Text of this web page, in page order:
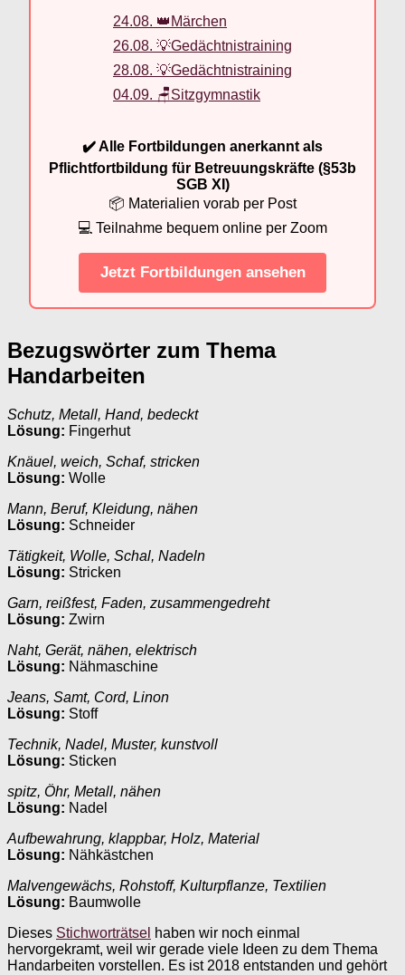
24.08. 👑Märchen
26.08. 💡Gedächtnistraining
28.08. 💡Gedächtnistraining
04.09. 🪑Sitzgymnastik
✔️ Alle Fortbildungen anerkannt als
Pflichtfortbildung für Betreuungskräfte (§53b
SGB XI)
📦 Materialien vorab per Post
💻 Teilnahme bequem online per Zoom
Jetzt Fortbildungen ansehen
Bezugswörter zum Thema
Handarbeiten
Schutz, Metall, Hand, bedeckt
Lösung: Fingerhut
Knäuel, weich, Schaf, stricken
Lösung: Wolle
Mann, Beruf, Kleidung, nähen
Lösung: Schneider
Tätigkeit, Wolle, Schal, Nadeln
Lösung: Stricken
Garn, reißfest, Faden, zusammengedreht
Lösung: Zwirn
Naht, Gerät, nähen, elektrisch
Lösung: Nähmaschine
Jeans, Samt, Cord, Linon
Lösung: Stoff
Technik, Nadel, Muster, kunstvoll
Lösung: Sticken
spitz, Öhr, Metall, nähen
Lösung: Nadel
Aufbewahrung, klappbar, Holz, Material
Lösung: Nähkästchen
Malvengewächs, Rohstoff, Kulturpflanze, Textilien
Lösung: Baumwolle
Dieses Stichworträtsel haben wir noch einmal
hervorgekramt, weil wir gerade viele Ideen zu dem Thema
Handarbeiten vorstellen. Es ist 2018 entstanden und gehört